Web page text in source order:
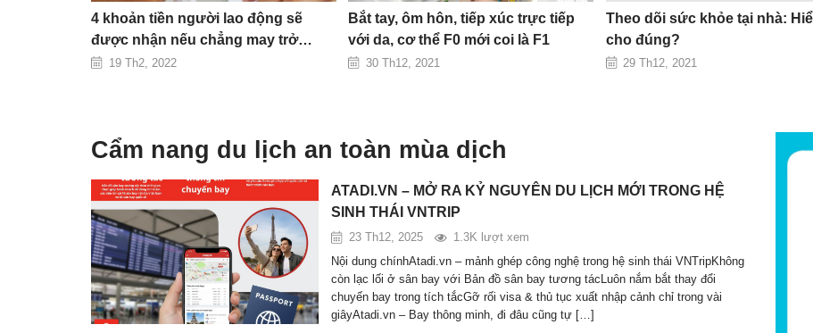
4 khoản tiền người lao động sẽ
được nhận nếu chẳng may trở
thành F0
19 Th2, 2022
Bắt tay, ôm hôn, tiếp xúc trực tiếp
với da, cơ thể F0 mới coi là F1
30 Th12, 2021
Theo dõi sức khỏe tại nhà:
cho đúng?
29 Th12, 2021
Cẩm nang du lịch an toàn mùa dịch
ATADI.VN – MỞ RA KỶ NGUYÊN DU LỊCH MỚI TRONG HỆ
SINH THÁI VNTRIP
23 Th12, 2025
1.3K lượt xem
Nội dung chínhAtadi.vn – mảnh ghép công nghệ trong hệ sinh thái VNTripKhông
còn lạc lối ở sân bay với Bản đồ sân bay tương tácLuôn nắm bắt thay đổi
chuyến bay trong tích tắcGỡ rối visa & thủ tục xuất nhập cảnh chỉ trong vài
giâyAtadi.vn – Bay thông minh, đi đâu cũng tự […]